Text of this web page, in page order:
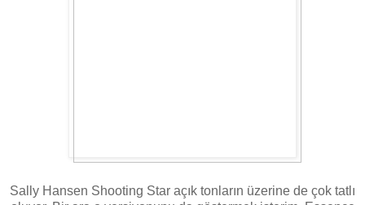
Sally Hansen Shooting Star açık tonların üzerine de çok tatlı